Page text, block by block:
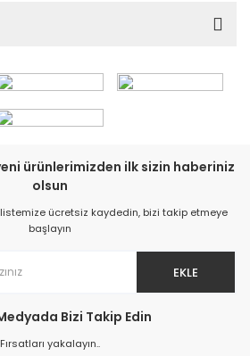
ürünlerimizden ilk sizin haberiniz
olsun
ücretsiz kaydedin, bizi takip etmeye
başlayın
EKLE
Bizi Takip Edin
Fırsatları yakalayın..